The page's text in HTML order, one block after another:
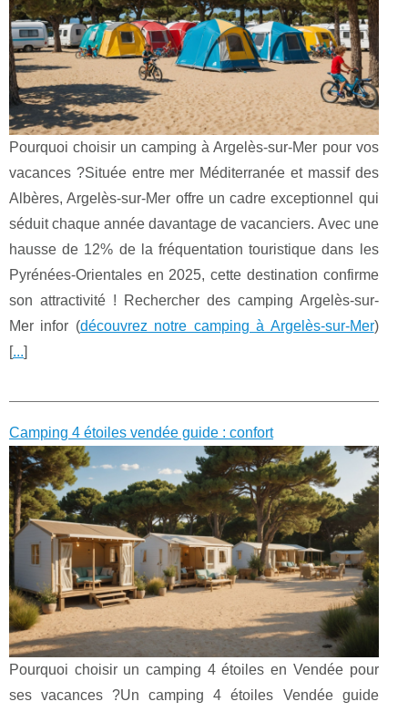
Pourquoi choisir un camping à Argelès-sur-Mer pour vos
vacances ?Située entre mer Méditerranée et massif des
Albères, Argelès-sur-Mer offre un cadre exceptionnel qui
séduit chaque année davantage de vacanciers. Avec une
hausse de 12% de la fréquentation touristique dans les
Pyrénées-Orientales en 2025, cette destination confirme
son attractivité ! Rechercher des camping Argelès-sur-
Mer infor (découvrez notre camping à Argelès-sur-Mer)
...
Camping 4 étoiles vendée guide : confort
Pourquoi choisir un camping 4 étoiles en Vendée pour
ses vacances ?Un camping 4 étoiles Vendée guide